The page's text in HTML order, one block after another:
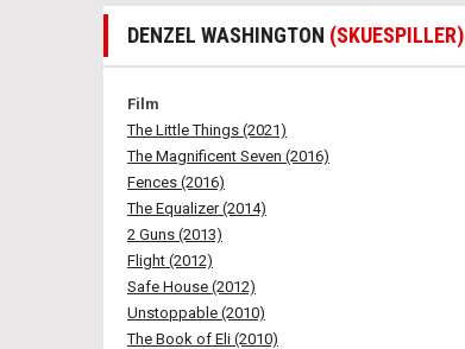
DENZEL WASHINGTON (SKUESPILLER)
Film
The Little Things (2021)
The Magnificent Seven (2016)
Fences (2016)
The Equalizer (2014)
2 Guns (2013)
Flight (2012)
Safe House (2012)
Unstoppable (2010)
The Book of Eli (2010)